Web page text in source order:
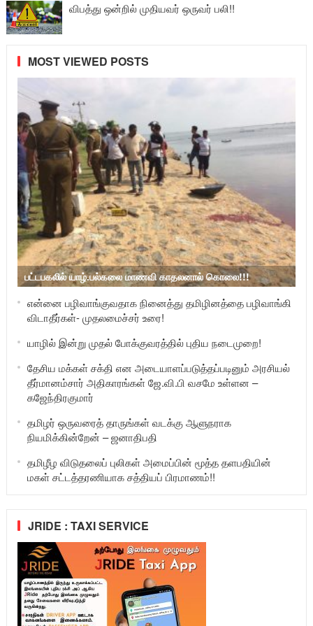
விபத்து ஒன்றில் முதியவர் ஒருவர் பலி!!
MOST VIEWED POSTS
பட்டபகலில் யாழ்.பல்கலை மாணவி காதலனால் கொலை!!!
என்னை பழிவாங்குவதாக நினைத்து தமிழினத்தை பழிவாங்கி
விடாதீர்கள்- முதலமைச்சர் உரை!
யாழில் இன்று முதல் போக்குவரத்தில் புதிய நடைமுறை!
தேசிய மக்கள் சக்தி என அடையாளப்படுத்தப்படினும் அரசியல்
தீர்மானம்சார் அதிகாரங்கள் ஜே.வி.பி வசமே உள்ளன –
கஜேந்திரகுமார்
தமிழர் ஒருவரைத் தாருங்கள் வடக்கு ஆளுநராக
நியமிக்கின்றேன் – ஜனாதிபதி
தமிழீழ விடுதலைப் புலிகள் அமைப்பின் மூத்த தளபதியின்
மகள் சட்டத்தரணியாக சத்தியப் பிரமாணம்!!
JRIDE : TAXI SERVICE